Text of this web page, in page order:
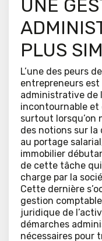
UNE
PLUS
L’une des peurs
entrepreneurs est
administrative de
incontournable et
surtout lorsqu’on
des notions sur la
au portage
immobilier
de cette tâche
charge par la
Cette dernière
gestion
juridique de
démarches
nécessaires pour